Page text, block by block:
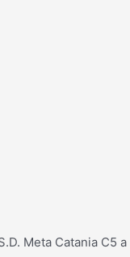
Meta Catania C5